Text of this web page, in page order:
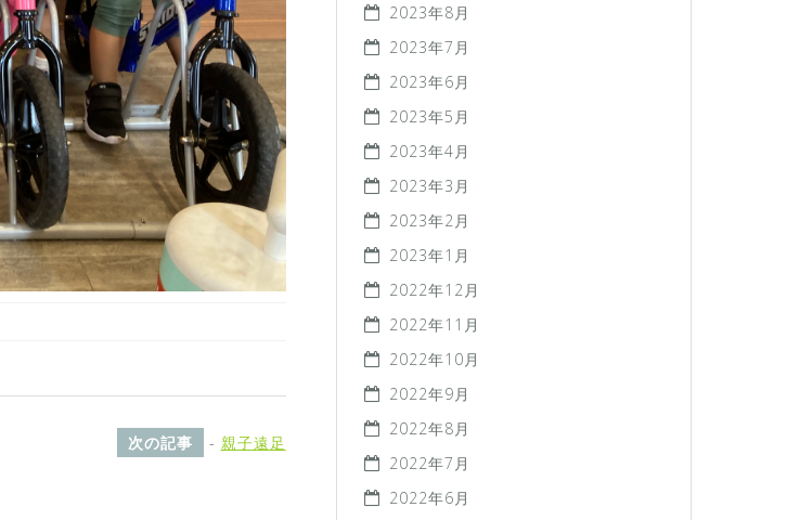
次の記事 - 親子遠足
2023年8月
2023年7月
2023年6月
2023年5月
2023年4月
2023年3月
2023年2月
2023年1月
2022年12月
2022年11月
2022年10月
2022年9月
2022年8月
2022年7月
2022年6月